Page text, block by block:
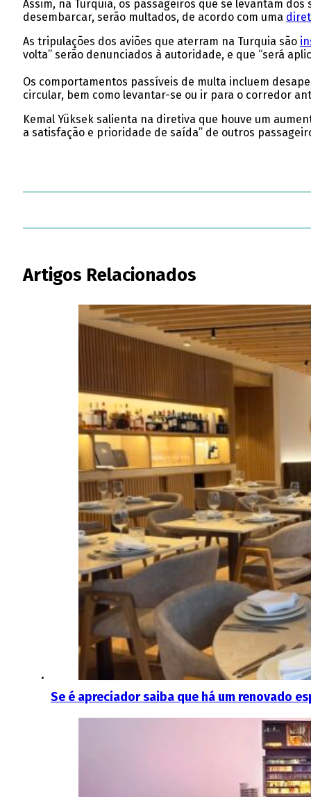
Assim, na Turquia, os passageiros que se levantam
desembarcar, serão multados, de acordo com uma
As tripulações dos aviões que aterram na Turquia são
volta” serão denunciados à autoridade, e que “será
Os comportamentos passíveis de multa incluem
circular, bem como levantar-se ou ir para o corredor
Kemal Yüksek salienta na diretiva que houve um
a satisfação e prioridade de saída” de outros
Artigos Relacionados
Se é apreciador saiba que há um renovado